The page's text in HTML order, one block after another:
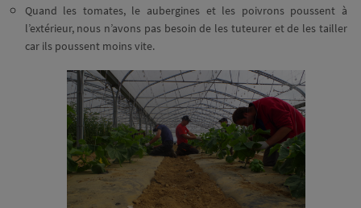
Quand les tomates, le aubergines et les poivrons poussent à
l’extérieur, nous n’avons pas besoin de les tuteurer et de les tailler
car ils poussent moins vite.